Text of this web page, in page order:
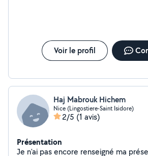
Voir le profil
Haj Mabrouk Hichem
Nice (Lingostiere-Saint Isidore)
2/5 (1 avis)
Présentation
Je n'ai pas